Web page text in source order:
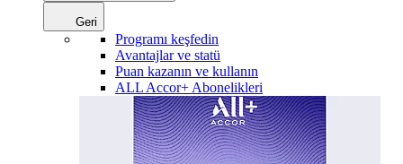
Geri
Programı keşfedin
Avantajlar ve statü
Puan kazanın ve kullanın
ALL Accor+ Abonelikleri